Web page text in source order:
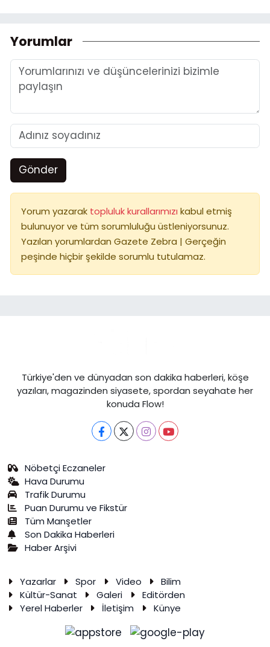
Yorumlar
Gönder
Yorum yazarak topluluk kurallarımızı kabul etmiş
bulunuyor ve tüm sorumluluğu üstleniyorsunuz.
Yazılan yorumlardan Gazete Zebra | Gerçeğin
peşinde hiçbir şekilde sorumlu tutulamaz.
Türkiye'den ve dünyadan son dakika haberleri, köşe
yazıları, magazinden siyasete, spordan seyahate her
konuda Flow!
Nöbetçi Eczaneler
Hava Durumu
Trafik Durumu
Puan Durumu ve Fikstür
Tüm Manşetler
Son Dakika Haberleri
Haber Arşivi
Yazarlar Spor Video
Bilim
Kültür-Sanat
Galeri
Editörden
Yerel Haberler
İletişim Künye